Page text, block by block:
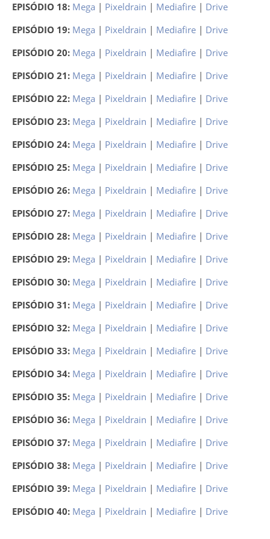
EPISÓDIO 18: Mega | Pixeldrain | Mediafire | Drive
EPISÓDIO 19: Mega | Pixeldrain | Mediafire | Drive
EPISÓDIO 20: Mega | Pixeldrain | Mediafire | Drive
EPISÓDIO 21: Mega | Pixeldrain | Mediafire | Drive
EPISÓDIO 22: Mega | Pixeldrain | Mediafire | Drive
EPISÓDIO 23: Mega | Pixeldrain | Mediafire | Drive
EPISÓDIO 24: Mega | Pixeldrain | Mediafire | Drive
EPISÓDIO 25: Mega | Pixeldrain | Mediafire | Drive
EPISÓDIO 26: Mega | Pixeldrain | Mediafire | Drive
EPISÓDIO 27: Mega | Pixeldrain | Mediafire | Drive
EPISÓDIO 28: Mega | Pixeldrain | Mediafire | Drive
EPISÓDIO 29: Mega | Pixeldrain | Mediafire | Drive
EPISÓDIO 30: Mega | Pixeldrain | Mediafire | Drive
EPISÓDIO 31: Mega | Pixeldrain | Mediafire | Drive
EPISÓDIO 32: Mega | Pixeldrain | Mediafire | Drive
EPISÓDIO 33: Mega | Pixeldrain | Mediafire | Drive
EPISÓDIO 34: Mega | Pixeldrain | Mediafire | Drive
EPISÓDIO 35: Mega | Pixeldrain | Mediafire | Drive
EPISÓDIO 36: Mega | Pixeldrain | Mediafire | Drive
EPISÓDIO 37: Mega | Pixeldrain | Mediafire | Drive
EPISÓDIO 38: Mega | Pixeldrain | Mediafire | Drive
EPISÓDIO 39: Mega | Pixeldrain | Mediafire | Drive
EPISÓDIO 40: Mega | Pixeldrain | Mediafire | Drive